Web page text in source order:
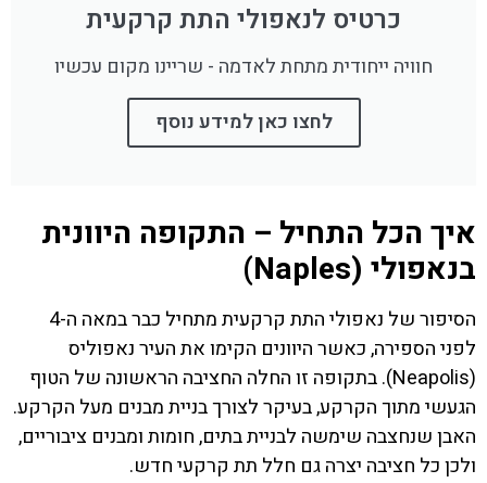
כרטיס לנאפולי התת קרקעית
חוויה ייחודית מתחת לאדמה - שריינו מקום עכשיו
לחצו כאן למידע נוסף
איך הכל התחיל – התקופה היוונית
בנאפולי (Naples)
הסיפור של נאפולי התת קרקעית מתחיל כבר במאה ה-4
לפני הספירה, כאשר היוונים הקימו את העיר נאפוליס
(Neapolis). בתקופה זו החלה החציבה הראשונה של הטוף
הגעשי מתוך הקרקע, בעיקר לצורך בניית מבנים מעל הקרקע.
האבן שנחצבה שימשה לבניית בתים, חומות ומבנים ציבוריים,
ולכן כל חציבה יצרה גם חלל תת קרקעי חדש.